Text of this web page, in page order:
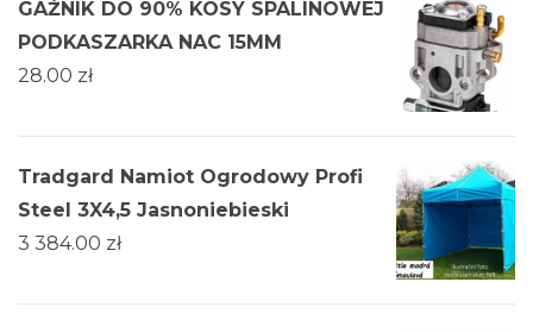
GAŹNIK DO 90% KOSY SPALINOWEJ
PODKASZARKA NAC 15MM
28.00 zł
Tradgard Namiot Ogrodowy Profi
Steel 3X4,5 Jasnoniebieski
3 384.00 zł